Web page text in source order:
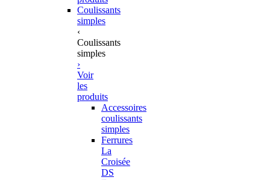
Coulissants
simples
‹
Coulissants
simples
›
Voir
les
produits
Accessoires
coulissants
simples
Ferrures
La
Croisée
DS